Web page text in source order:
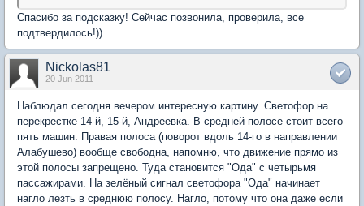
Спасибо за подсказку! Сейчас позвонила, проверила, все
подтвердилось!))
Nickolas81
20 Jun 2011
Наблюдал сегодня вечером интересную картину. Светофор на
перекрестке 14-й, 15-й, Андреевка. В средней полосе стоит всего
пять машин. Правая полоса (поворот вдоль 14-го в направлении
Алабушево) вообще свободна, напомню, что движение прямо из
этой полосы запрещено. Туда становится "Ода" с четырьмя
пассажирами. На зелёный сигнал светофора "Ода" начинает
нагло лезть в среднюю полосу. Нагло, потому что она даже если